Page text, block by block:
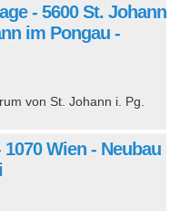
- 5600 St. Johann
im Pongau -
von St. Johann i. Pg.
Wien - Neubau